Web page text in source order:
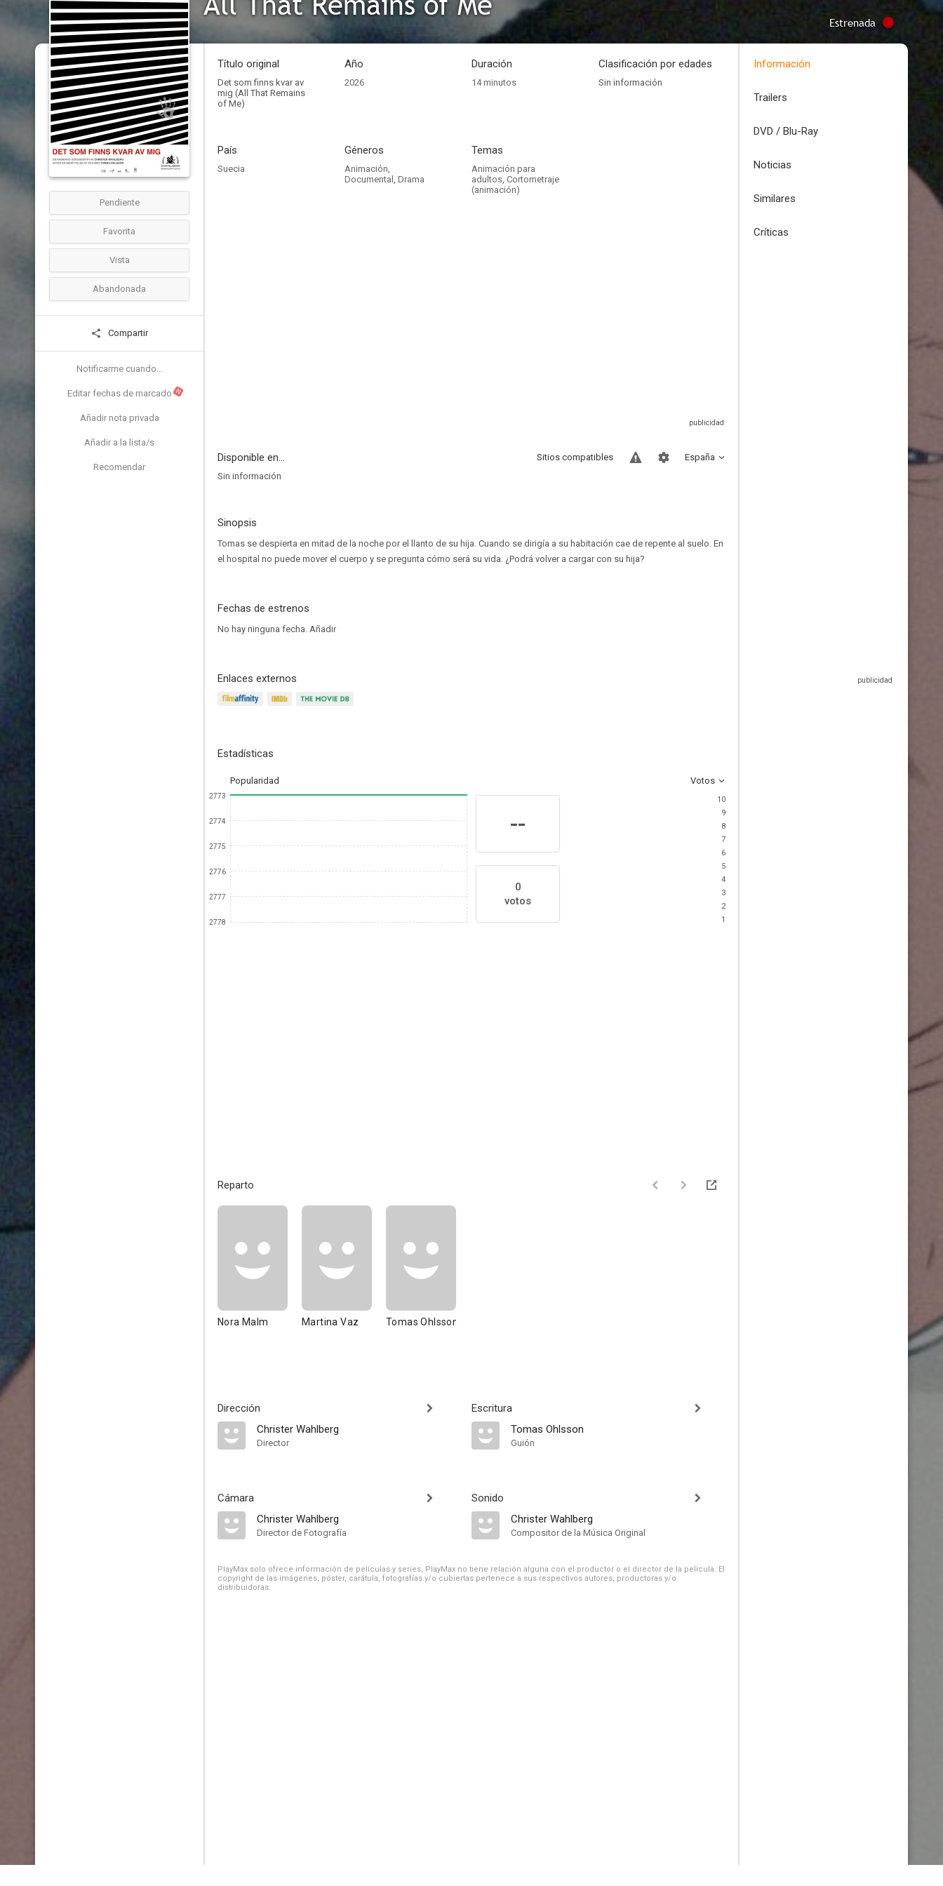
Estrenada
Pendiente
Favorita
Vista
Abandonada
Compartir
Notificarme cuando...
Editar fechas de marcado N
Añadir nota privada
Añadir a la lista/s
Recomendar
Título original
Det som finns kvar av
mig (All That Remains
of Me)
Año
2026
Duración
14 minutos
Clasificación por edades
Sin información
País
Suecia
Géneros
Animación,
Documental , Drama
Temas
Animación para
adultos, Cortometraje
(animación)
Disponible en... España
Sitios compatibles
Sin información
Sinopsis
Tomas se despierta en mitad de la noche por el llanto de su hija. Cuando se dirigía a su habitación cae de repente al suelo. En
el hospital no puede mover el cuerpo y se pregunta cómo será su vida. ¿Podrá volver a cargar con su hija?
Fechas de estrenos
No hay ninguna fecha. Añadir
Enlaces externos
Estadísticas
Popularidad Votos
2773
2774
2775
2776
2777
2778
--
0
votos
10
9
8
7
6
5
4
3
2
1
Reparto
Nora Malm Martina Vaz Tomas Ohlsson
Dirección
Christer Wahlberg
Director
Cámara
Christer Wahlberg
Director de Fotografía
Escritura
Tomas Ohlsson
Guión
Sonido
Christer Wahlberg
Compositor de la Música Original
PlayMax solo ofrece información de películas y series, PlayMax no tiene relación alguna con el productor o el director de la película. El
copyright de las imágenes, póster, carátula, fotografías y/o cubiertas pertenece a sus respectivos autores, productoras y/o
distribuidoras.
Información
Trailers
DVD / Blu-Ray
Noticias
Similares
Críticas